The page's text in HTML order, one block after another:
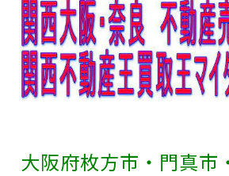
大阪府枚方市・門真市